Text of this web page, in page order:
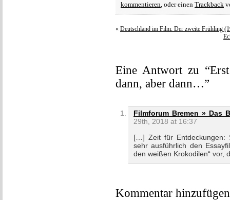
kommentieren, oder einen Trackback
« Deutschland im Film: Der zweite Frühling
Eine Antwort zu
dann, aber dann…”
Filmforum Bremen » Das
29th, 2018 at 16:37
[…] Zeit für Entdeckungen:
sehr ausführlich den
den weißen Krokodilen“ vor,
Kommentar hinzufügen